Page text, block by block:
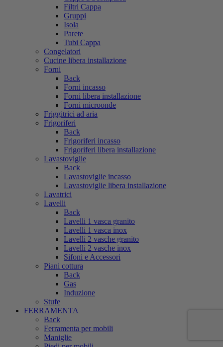
Filtri Cappa
Gruppi
Isola
Parete
Tubi Cappa
Congelatori
Cucine libera installazione
Forni
Back
Forni incasso
Forni libera installazione
Forni microonde
Friggitrici ad aria
Frigoriferi
Back
Frigoriferi incasso
Frigoriferi libera installazione
Lavastoviglie
Back
Lavastoviglie incasso
Lavastoviglie libera installazione
Lavatrici
Lavelli
Back
Lavelli 1 vasca granito
Lavelli 1 vasca inox
Lavelli 2 vasche granito
Lavelli 2 vasche inox
Sifoni e Accessori
Piani cottura
Back
Gas
Induzione
Stufe
FERRAMENTA
Back
Ferramenta per mobili
Maniglie